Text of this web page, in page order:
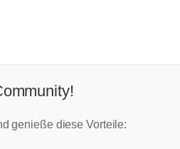
genieße diese Vorteile: